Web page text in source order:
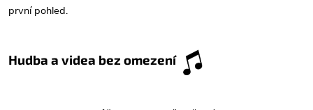
první pohled.
Hudba a videa bez omezení